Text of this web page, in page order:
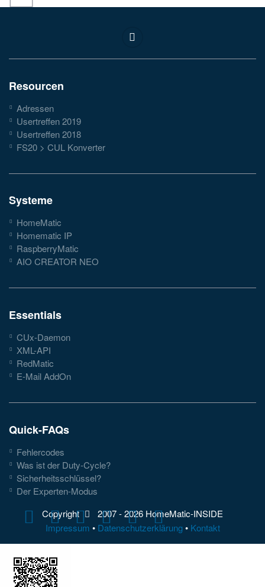
Resourcen
Adressen
Usertreffen 2019
Usertreffen 2018
FS20 > CUL Konverter
Systeme
HomeMatic
Homematic IP
RaspberryMatic
AIO CREATOR NEO
Essentials
CUx-Daemon
XML-API
RedMatic
E-Mail AddOn
Quick-FAQs
Fehlercodes
Was ist der Duty-Cycle?
Sicherheitsschlüssel?
Der Experten-Modus
Copyright
2007 - 2026 HomeMatic-INSIDE
Impressum • Datenschutzerklärung• Kontakt